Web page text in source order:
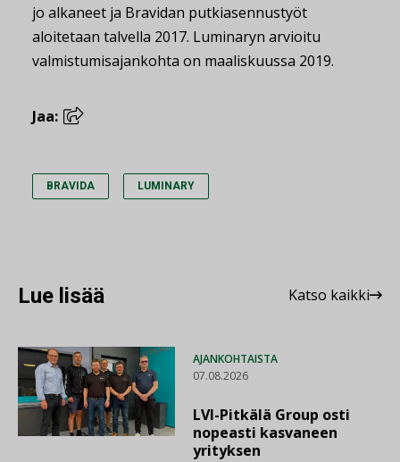
jo alkaneet ja Bravidan putkiasennustyöt
aloitetaan talvella 2017. Luminaryn arvioitu
valmistumisajankohta on maaliskuussa 2019.
Jaa:
BRAVIDA LUMINARY
Lue lisää Katso kaikki
AJANKOHTAISTA
07.08.2026
LVI-Pitkälä Group osti
nopeasti kasvaneen
yrityksen